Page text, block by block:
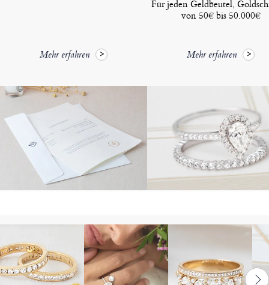
Mehr erfahren
Für jeden Geldbeutel,
von 50€ bis 50.000€
Mehr erfahren